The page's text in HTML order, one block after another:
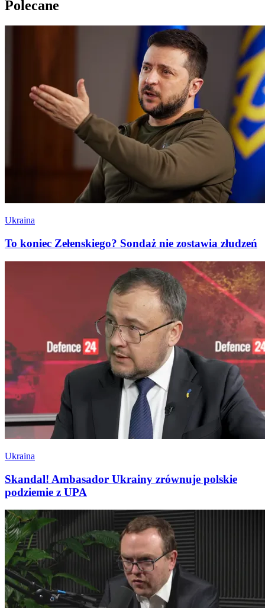
Polecane
Ukraina
To koniec Zełenskiego? Sondaż nie zostawia złudzeń
Ukraina
Skandal! Ambasador Ukrainy zrównuje polskie
podziemie z UPA